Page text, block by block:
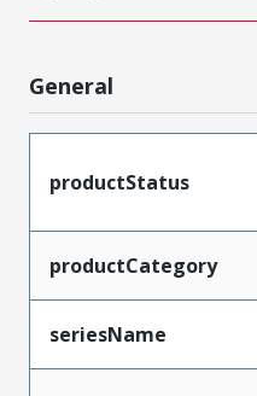
General
productStatus
productCategory
seriesName